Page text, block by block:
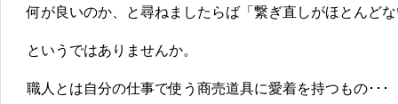
何が良いのか、と尋ねましたらば「繋ぎ直しがほとんど
というではありませんか。
職人とは自分の仕事で使う商売道具に愛着を持つもの･･･